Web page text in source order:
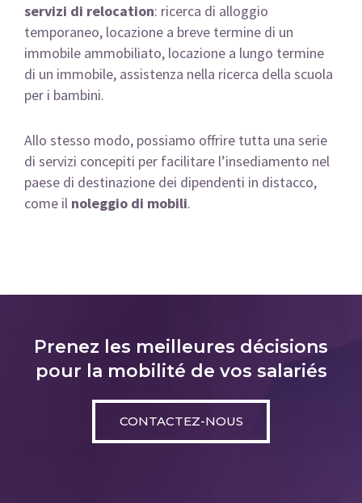
servizi di relocation: ricerca di alloggio
temporaneo, locazione a breve termine di un
immobile ammobiliato, locazione a lungo termine
di un immobile, assistenza nella ricerca della scuola
per i bambini.
Allo stesso modo, possiamo offrire tutta una serie
di servizi concepiti per facilitare l’insediamento nel
paese di destinazione dei dipendenti in distacco,
come il noleggio di mobili.
Prenez les meilleures décisions
pour la mobilité de vos salariés
CONTACTEZ-NOUS